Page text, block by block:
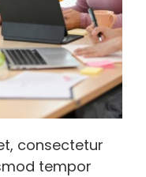
consectetur
tempor